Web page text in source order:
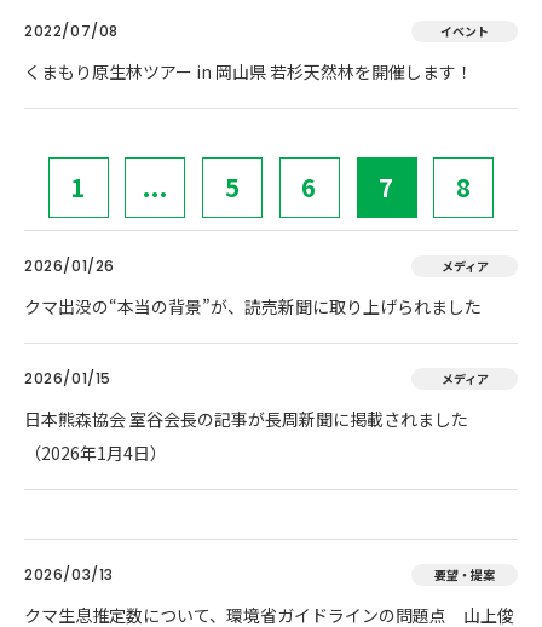
2022/07/08 イベント
くまもり原生林ツアー in 岡山県 若杉天然林を開催します！
1 ... 5 6 7 8
2026/01/26 メディア
クマ出没の“本当の背景”が、読売新聞に取り上げられました
2026/01/15 メディア
日本熊森協会 室谷会長の記事が長周新聞に掲載されました
（2026年1月4日）
2026/03/13 要望・提案
クマ生息推定数について、環境省ガイドラインの問題点 山上俊